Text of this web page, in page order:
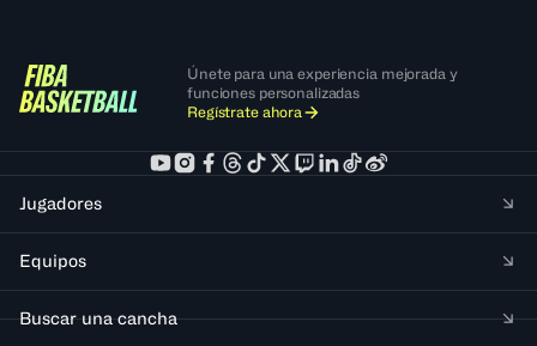
Únete para una experiencia mejorada y
funciones personalizadas
Regístrate ahora
Jugadores
Equipos
Buscar una cancha